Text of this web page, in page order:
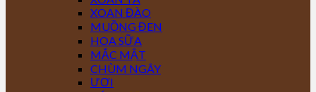
XOAN ĐÀO
MUỒNG ĐEN
HOA SỮA
MẮC MẬT
CHÙM NGÂY
ƯƠI